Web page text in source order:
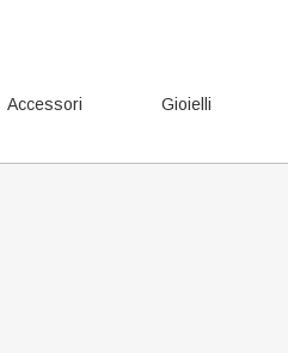
Accessori Gioielli